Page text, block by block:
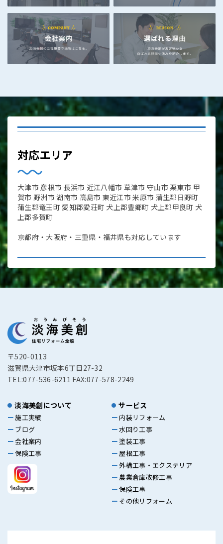
対応エリア
大津市 彦根市 長浜市 近江八幡市 草津市 守山市 栗東市 甲
賀市 野洲市 湖南市 高島市 東近江市 米原市 蒲生郡日野町
蒲生郡竜王町 愛知郡愛荘町 犬上郡豊郷町 犬上郡甲良町 犬
上郡多賀町
京都府・大阪府・三重県・福井県も対応しています
〒520-0113
滋賀県大津市坂本6丁目27-32
TEL:077-536-6211 FAX:077-578-2249
淡海美創について
施工実績
ブログ
会社案内
保険工事
サービス
内装リフォーム
水回り工事
塗装工事
屋根工事
外構工事・エクステリア
農業倉庫改修工事
保険工事
その他リフォーム